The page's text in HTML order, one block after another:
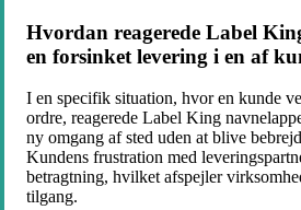
Hvordan reagerede Label
en forsinket levering i en af
I en specifik situation, hvor en kunde
ordre, reagerede Label King
ny omgang af sted uden at blive
Kundens frustration med
betragtning, hvilket afspejler
tilgang.